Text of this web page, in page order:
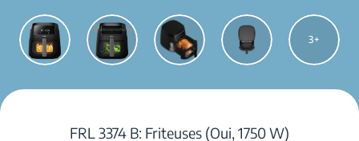
3
FRL 3374 B: Friteuses (Oui, 1750 W)